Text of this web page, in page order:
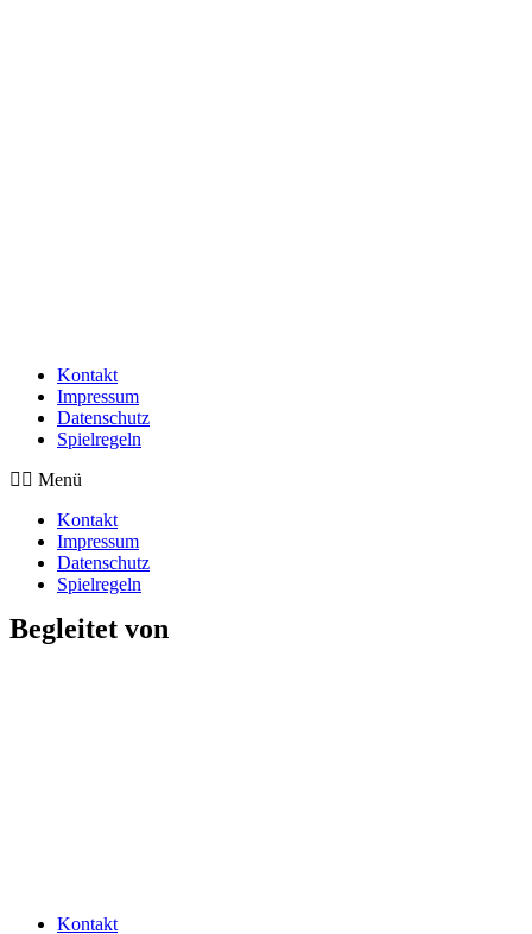
Kontakt
Impressum
Datenschutz
Spielregeln
Menü
Kontakt
Impressum
Datenschutz
Spielregeln
Begleitet von
Kontakt